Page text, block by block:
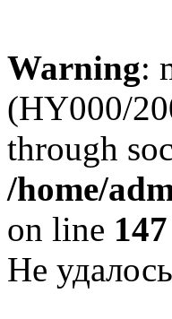
Warning:
(HY000/
through
/home/
on line 147
Не